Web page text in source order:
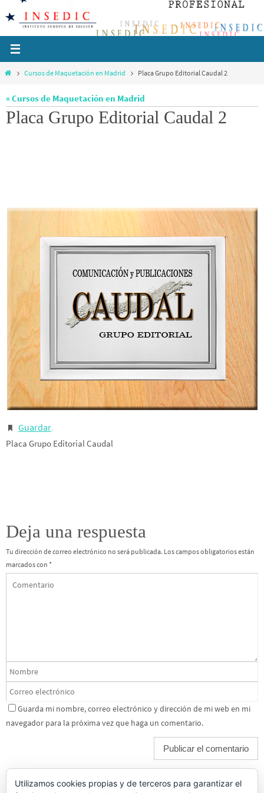
contenido
InicioCursos de Maquetación en Madrid Placa Grupo Editorial Caudal 2
« Cursos de Maquetación en Madrid
Placa Grupo Editorial Caudal 2
Guardar.
Placa Grupo Editorial Caudal
Deja una respuesta
Tu dirección de correo electrónico no será publicada. Los campos obligatorios están
marcados con *
Guarda mi nombre, correo electrónico y dirección de mi web en mi
navegador para la próxima vez que haga un comentario.
Utilizamos cookies propias y de terceros para garantizar el